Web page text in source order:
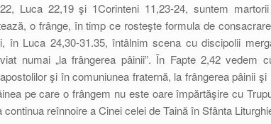
Luca 22,19 şi 1Corinteni 11,23-24, suntem
o frânge, în timp ce rosteşte formula de
în Luca 24,30-31.35, întâlnim scena cu discipolii
numai „la frângerea pâinii”. În Fapte 2,42 vedem
şi în comuniunea fraternă, la frângerea pâinii
pe care o frângem nu este oare împărtăşire cu
continua reînnoire a Cinei celei de Taină în Sfânta